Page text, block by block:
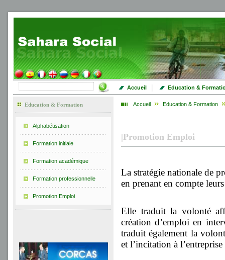
Accueil | Education &
Education & Formation
Alphabétisation
Formation initiale
Formation académique
Formation professionnelle
Promotion Emploi
Accueil Education & Formation
|Promotion Emploi
La stratégie nationale de
en prenant en compte
Elle traduit la volonté
création d’emploi en
traduit également la
et l’incitation à